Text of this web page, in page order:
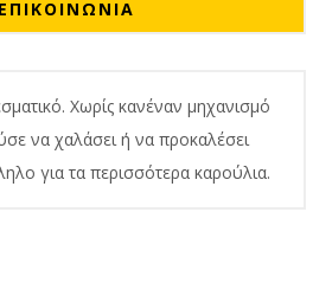
ΕΠΙΚΟΙΝΩΝΙΑ
Χωρίς κανέναν μηχανισμό
να χαλάσει ή να προκαλέσει
για τα περισσότερα καρούλια.